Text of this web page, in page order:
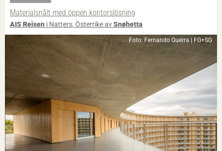
Materialsnålt med öppen kontorslösning
AIS Reisen i Natters, Österrike avSnøhetta
Foto: Fernando Guerra | FG+SG